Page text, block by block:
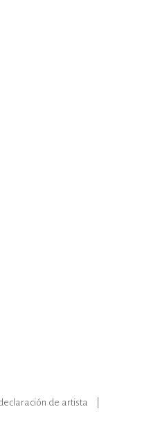
de artista